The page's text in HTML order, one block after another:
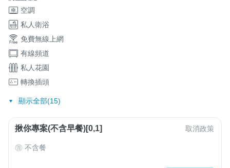
空調
私人衛浴
免費無線上網
有線頻道
私人花園
轉換插頭
顯示全部(15)
揪你專案(不含早餐)[0,1] 取消政策
不含餐